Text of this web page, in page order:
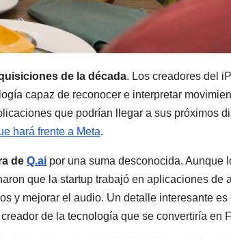
de la década. Los creadores del
capaz de reconocer e interpretar
que podrían llegar a sus próximos
hará frente a Meta.
de Q.ai por una suma desconocida. Aunque
que la startup trabajó en aplicaciones de
y mejorar el audio. Un detalle interesante es
de la tecnología que se convertiría en